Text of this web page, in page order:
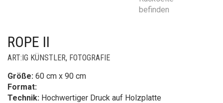
ROPE II
ART:IG KÜNSTLER, FOTOGRAFIE
Größe: 60 cm x 90 cm
Format:
Technik: Hochwertiger Druck auf Holzplatte